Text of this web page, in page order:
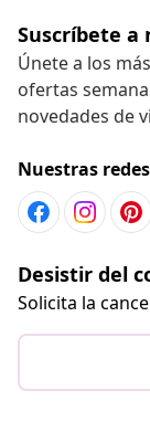
Suscríbete
Únete a los
ofertas
novedades de
Nuestras
Desistir del
Solicita la